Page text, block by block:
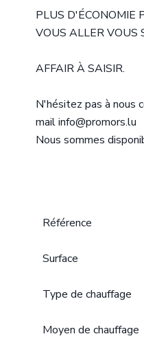
PLUS D'ÉCONOMIE
VOUS ALLER VOUS
AFFAIR À SAISIR.
N'hésitez pas à nous
mail info@promors.lu
Nous sommes
Référence
Surface
Type de chauffage
Moyen de chauffage